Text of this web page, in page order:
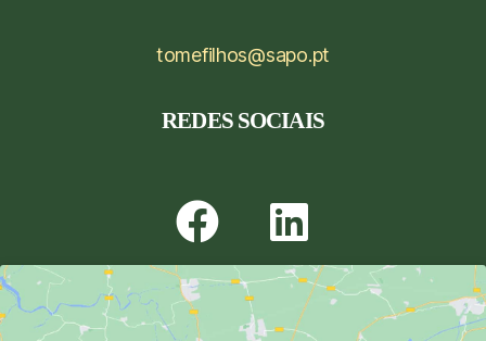
tomefilhos@sapo.pt
REDES SOCIAIS